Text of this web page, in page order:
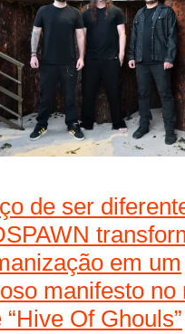
de ser
em um
manifesto no
Of Ghouls”